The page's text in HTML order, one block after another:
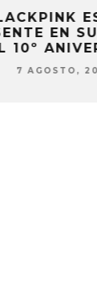
ESTARÁ
SU EVENTO
2026